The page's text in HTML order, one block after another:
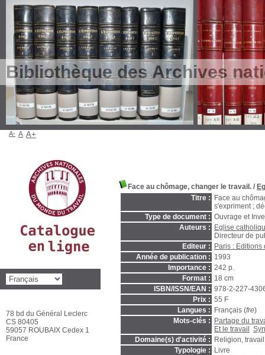
Bibliothèque des Archives
Face au chômage, changer le travail. /
Titre :
Face au
s'expriment ;
Type de document : Ouvrage et
Auteurs :
Eglise
Directeur de
Editeur :
Paris :
Année de publication : 1993
Importance : 242 p.
Format : 18 cm
ISBN/ISSN/EAN : 978-2-227-
Prix : 55 F
Langues :
Français (fre)
Mots-clés :
Partage du
Et le travail
Domaine(s) d'activité :
Religion, travail
Typologie :
Livre
A- A A+
78 bd du Général Leclerc
CS 80405
59057 ROUBAIX Cedex 1
France